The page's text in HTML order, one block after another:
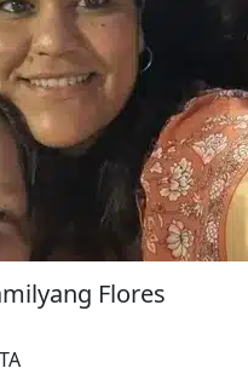
Flores